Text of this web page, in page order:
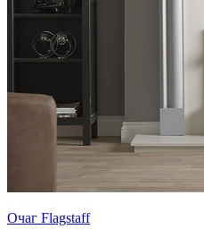
Очаг Flagstaff